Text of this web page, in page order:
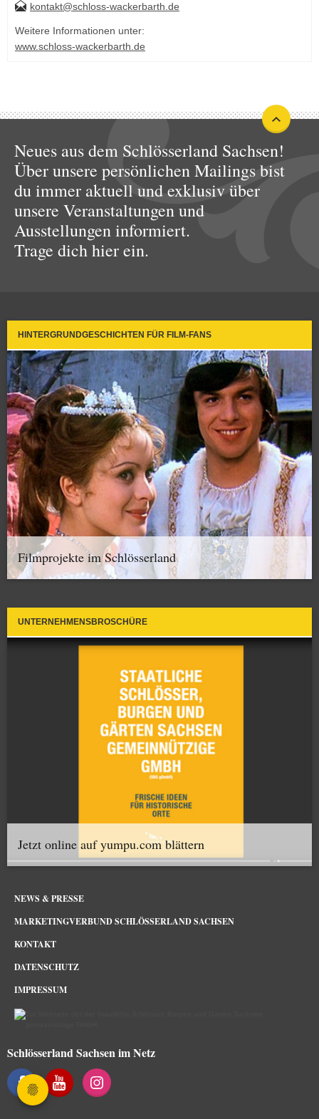
kontakt@schloss-wackerbarth.de
Weitere Informationen unter:
www.schloss-wackerbarth.de
Neues aus dem Schlösserland Sachsen!
Über unsere persönlichen Mailings bist
du immer aktuell und exklusiv über
unsere Veranstaltungen und
Ausstellungen informiert.
Trage dich hier ein.
HINTERGRUNDGESCHICHTEN FÜR FILM-FANS
Filmprojekte im Schlösserland
UNTERNEHMENSBROSCHÜRE
Jetzt online auf yumpu.com blättern
NEWS & PRESSE
MARKETINGVERBUND SCHLÖSSERLAND SACHSEN
KONTAKT
DATENSCHUTZ
IMPRESSUM
Schlösserland Sachsen im Netz